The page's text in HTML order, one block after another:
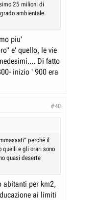
25 milioni di
ambientale.
piu'
e' quello, le vie
Di fatto
inizio ' 900 era
#40
perché il
quelli e gli orari sono
quasi deserte
abitanti per km2,
ai limiti